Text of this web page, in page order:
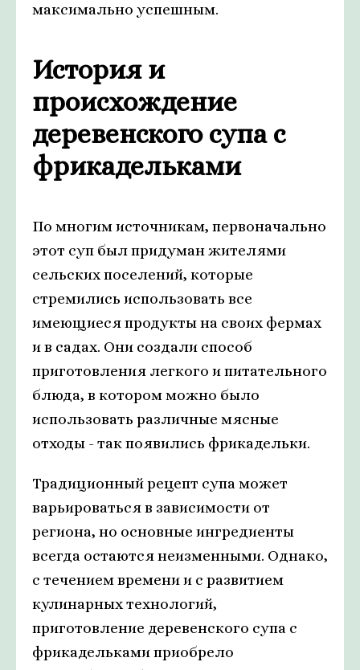
максимально успешным.
История и
происхождение
деревенского супа с
фрикадельками
По многим источникам, первоначально
этот суп был придуман жителями
сельских поселений, которые
стремились использовать все
имеющиеся продукты на своих фермах
и в садах. Они создали способ
приготовления легкого и питательного
блюда, в котором можно было
использовать различные мясные
отходы - так появились фрикадельки.
Традиционный рецепт супа может
варьироваться в зависимости от
региона, но основные ингредиенты
всегда остаются неизменными. Однако,
с течением времени и с развитием
кулинарных технологий,
приготовление деревенского супа с
фрикадельками приобрело